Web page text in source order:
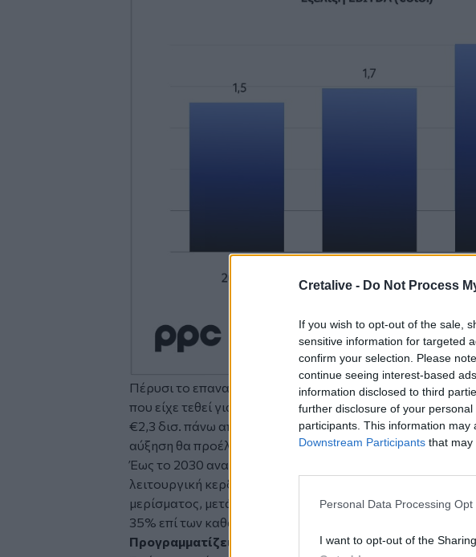
Cretalive - Do Not Process
If you wish to opt-out of the sale,
sensitive information for targeted
confirm your selection. Please
continue seeing interest-based
information disclosed to third
further disclosure of your
participants. This information
Downstream Participants that may
Personal Data Processing Opt
I want to opt-out of the
Πέρυσι το επαναλαμβανόμενο EBITDA του ομίλου
που είχε τεθεί για την επόμενη διετία. Για το 2026 ο
€2,3 δισ. πάνω από τον στόχο για €1,7 δισ. του
αύξηση θα προέλθει από τις ΑΠΕ, την εμπορία και νέες
Έως το 2030 αναμένει EBITDA στα €3 δισ., διπλασιάζοντας
λειτουργική κερδοφορία. Ο όμιλος, επίσης, στοχεύει
μερίσματος, μετά από σχεδόν δεκαετία, με ετήσια
35% επί των καθαρών κερδών και αυξάνοντάς το μέχρι το
Προγραμματίζει επενδύσεις €9 δισ. την τριετία